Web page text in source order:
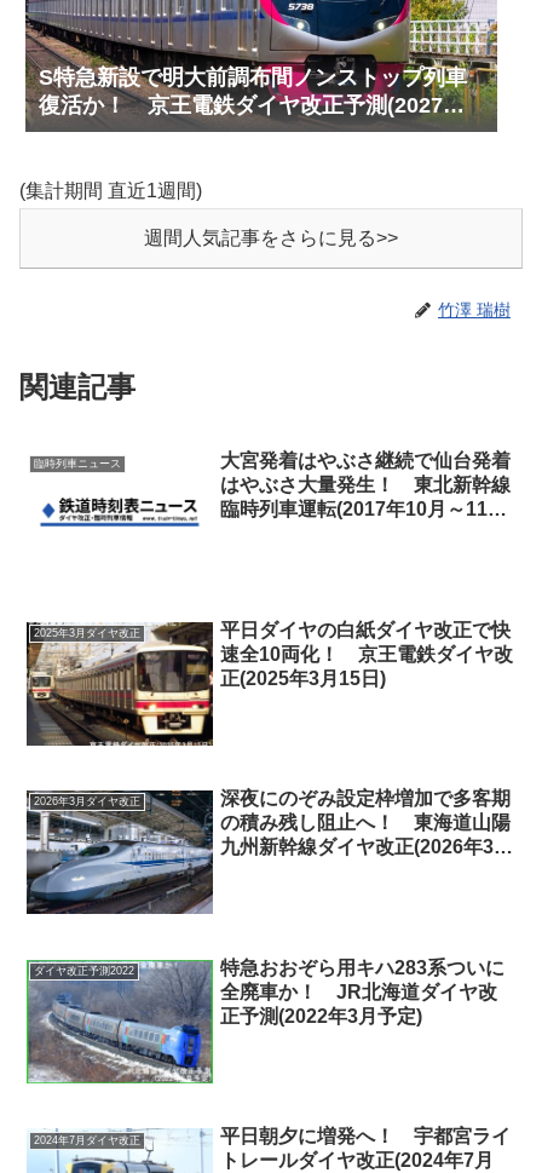
S特急新設で明大前調布間ノンストップ列車
復活か！ 京王電鉄ダイヤ改正予測(2027年
以降予定)
(集計期間 直近1週間)
週間人気記事をさらに見る>>
竹澤 瑞樹
関連記事
臨時列車ニュース
大宮発着はやぶさ継続で仙台発着
はやぶさ大量発生！ 東北新幹線
臨時列車運転(2017年10月～11月
2025年3月ダイヤ改正
平日ダイヤの白紙ダイヤ改正で快
速全10両化！ 京王電鉄ダイヤ改
正(2025年3月15日)
2026年3月ダイヤ改正
深夜にのぞみ設定枠増加で多客期
の積み残し阻止へ！ 東海道山陽
九州新幹線ダイヤ改正(2026年3月
ダイヤ改正予測2022
特急おおぞら用キハ283系ついに
全廃車か！ JR北海道ダイヤ改
正予測(2022年3月予定)
2024年7月ダイヤ改正
平日朝夕に増発へ！ 宇都宮ライ
トレールダイヤ改正(2024年7月